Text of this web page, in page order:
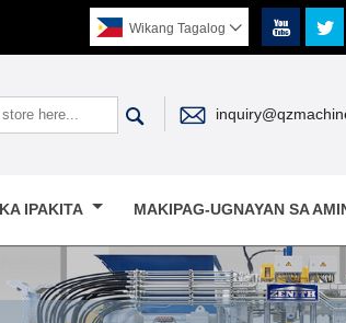
 
Wikang Tagalog 
 
IPAKITA MAKIPAG-UGNAYAN SA